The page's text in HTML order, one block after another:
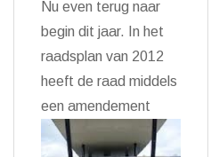
Nu even terug naar
begin dit jaar. In het
raadsplan van 2012
heeft de raad middels
een amendement